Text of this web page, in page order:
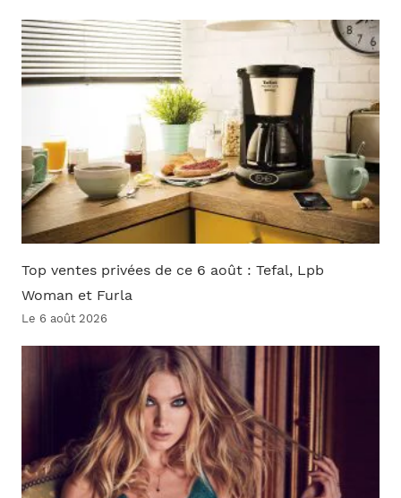
Top ventes privées de ce 6 août : Tefal, Lpb
Woman et Furla
Le 6 août 2026